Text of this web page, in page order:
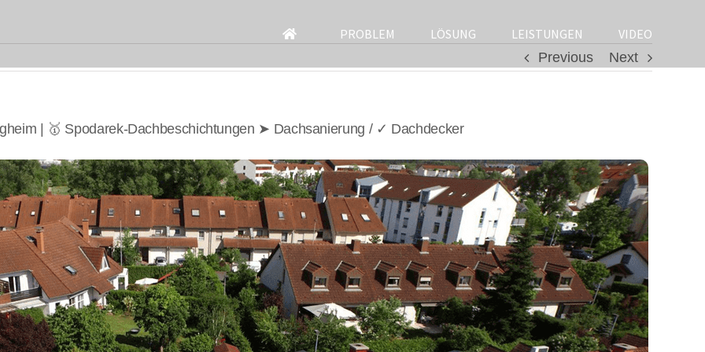
for:
PROBLEM LÖSUNG LEISTUNGEN
VIDEO
Previous
Next
| 🥇 Spodarek-Dachbeschichtungen ➤ Dachsanierung / ✓ Dachdecker